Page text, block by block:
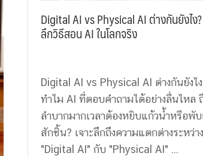
Digital AI vs Physical AI ต่างกันยังไง?
ลึกวิธีสอน AI ในโลกจริง
Digital AI vs Physical AI ต่างกันยังไ
ทำไม AI ที่ตอบคำถามได้อย่างลื่นไหล
ลำบากมากเวลาต้องหยิบแก้วน้ำหรือพับ
สักชิ้น? เจาะลึกถึงความแตกต่างระหว่าง
"Digital AI" กับ "Physical AI" ...